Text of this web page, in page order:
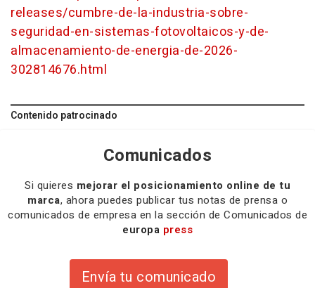
releases/cumbre-de-la-industria-sobre-
seguridad-en-sistemas-fotovoltaicos-y-de-
almacenamiento-de-energia-de-2026-
302814676.html
Contenido patrocinado
Comunicados
Si quieres mejorar el posicionamiento online de tu
marca, ahora puedes publicar tus notas de prensa o
comunicados de empresa en la sección de Comunicados de
europa press
Envía tu comunicado